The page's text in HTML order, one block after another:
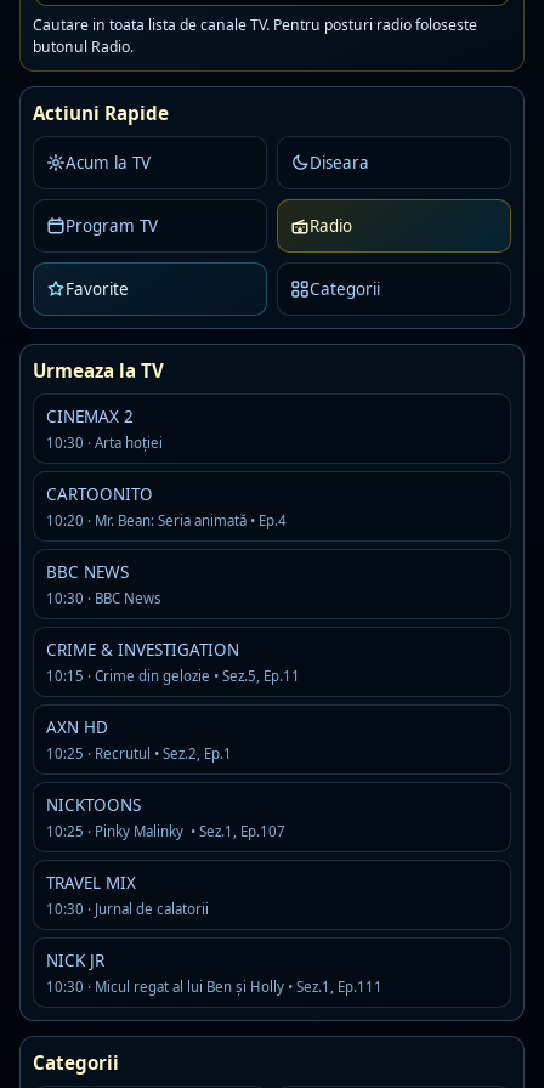
Cautare in toata lista de canale TV. Pentru posturi radio foloseste
butonul Radio.
Actiuni Rapide
Acum la TV Diseara
Program TV Radio
Favorite Categorii
Urmeaza la TV
CINEMAX 2
10:30 · Arta hoției
CARTOONITO
10:20 · Mr. Bean: Seria animată • Ep.4
BBC NEWS
10:30 · BBC News
CRIME & INVESTIGATION
10:15 · Crime din gelozie • Sez.5, Ep.11
AXN HD
10:25 · Recrutul • Sez.2, Ep.1
NICKTOONS
10:25 · Pinky Malinky • Sez.1, Ep.107
TRAVEL MIX
10:30 · Jurnal de calatorii
NICK JR
10:30 · Micul regat al lui Ben şi Holly • Sez.1, Ep.111
Categorii
pagina ramane utila ca punct de acces rapid la
un flux de stiri audio disponibil online.
Posturi radio similare
Toate posturile
Europa FM Romania
AAC · 64 kbps · Bucuresti
Asculta Detalii
R MP3 · 141 kbps
news
talk
Detalii
Virgin Radio Romania
AAC · 128 kbps · Bucuresti
Live
Asculta
Detalii
R
Radio ROMANCE21.ROMANIA
MP3 · 192 kbps · Bucharest
Asculta Detalii
Radio România Actualități
AAC+ · 96 kbps
Live
Asculta
A
Atmospheric dnb s0urce
AAC · 320 kbps · Bucharest
Live